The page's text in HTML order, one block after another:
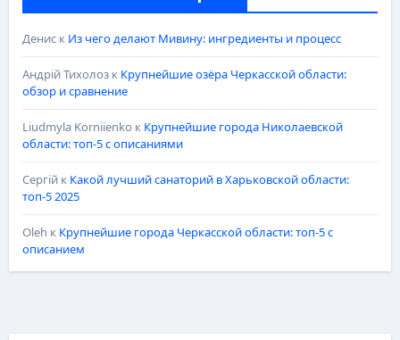
Дениск Из чего делают Мивину: ингредиенты и процесс
Андрій Тихолозк Крупнейшие озёра Черкасской области:
обзор и сравнение
Liudmyla Korniienko к Крупнейшие города Николаевской
области: топ-5 с описаниями
Сергійк Какой лучший санаторий в Харьковской области:
топ-5 2025
Oleh к Крупнейшие города Черкасской области: топ-5 с
описанием